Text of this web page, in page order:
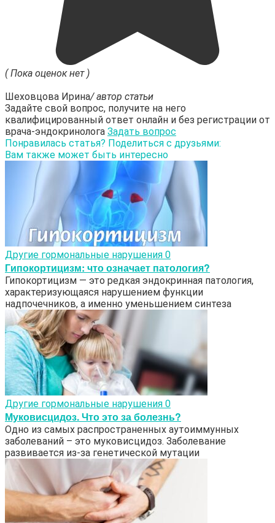
( Пока оценок нет )
Шеховцова Ирина/ автор статьи
Задайте свой вопрос, получите на него
квалифицированный ответ онлайн и без регистрации от
врача-эндокринолога Задать вопрос
Понравилась статья? Поделиться с друзьями:
Вам также может быть интересно
Другие гормональные нарушения 0
Гипокортицизм: что означает патология?
Гипокортицизм — это редкая эндокринная патология,
характеризующаяся нарушением функции
надпочечников, а именно уменьшением синтеза
Другие гормональные нарушения 0
Муковисцидоз. Что это за болезнь?
Одно из самых распространенных аутоиммунных
заболеваний – это муковисцидоз. Заболевание
развивается из-за генетической мутации